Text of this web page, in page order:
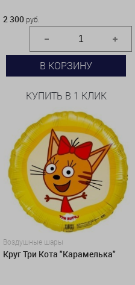
2 300 руб.
В КОРЗИНУ
КУПИТЬ В 1 КЛИК
Воздушные шары
Круг Три Кота "Карамелька"